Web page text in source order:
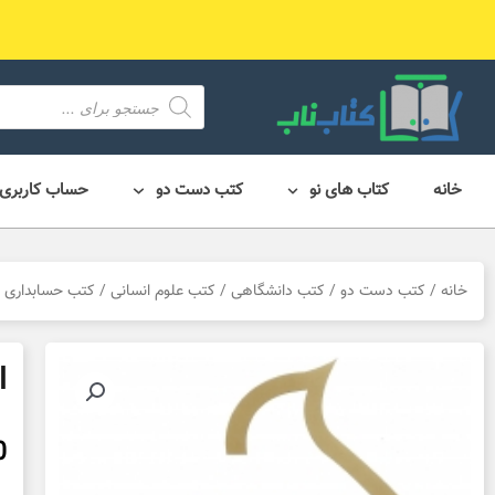
محتوا
محصول
search
خانه کتاب های نو کتب دست دو حساب کاربری
خانه / کتب دست دو / کتب دانشگاهی / کتب علوم انسانی / کتب حسابداری